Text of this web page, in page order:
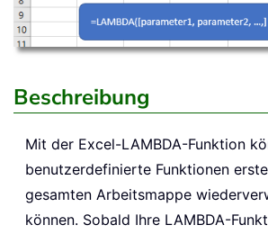
Beschreibung
Mit der Excel-LAMBDA-Funktion
benutzerdefinierte Funktionen
gesamten Arbeitsmappe
können. Sobald Ihre LAMBDA-